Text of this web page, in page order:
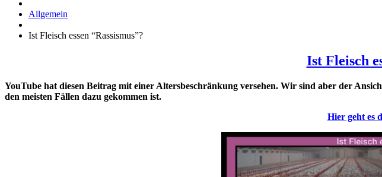
Allgemein
Ist Fleisch essen “Rassismus”?
Ist Fleisch
YouTube hat diesen Beitrag mit einer Altersbeschränkung versehen. Wir sind aber der
den meisten Fällen dazu gekommen ist.
Hier geht es